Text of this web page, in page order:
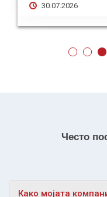
30.07.2026
Често
Како мојата